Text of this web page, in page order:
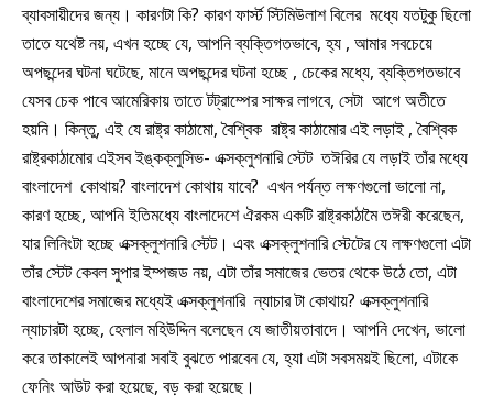
ব্যাবসায়ীদের জন্য। কারণটা কি? কারণ ফার্স্ট স্টিমিউলাশ বিলের মধ্যে যতটুকু ছিলো
তাতে যথেষ্ট নয়, এখন হচ্ছে যে, আপনি ব্যক্তিগতভাবে, হ্য , আমার সবচেয়ে
অপছন্দের ঘটনা ঘটেছে, মানে অপছন্দের ঘটনা হচ্ছে , চেকের মধ্যে, ব্যক্তিগতভাবে
যেসব চেক পাবে আমেরিকায় তাতে টট্রাম্পের সাক্ষর লাগবে, সেটা আগে অতীতে
হয়নি। কিন্তু, এই যে রাষ্ট্র কাঠামো, বৈশ্বিক রাষ্ট্র কাঠামোর এই লড়াই , বৈশ্বিক
রাষ্ট্রকাঠামোর এইসব ইঙ্কক্লুসিভ- এক্সক্লুশনারি স্টেট তঈরির যে লড়াই তাঁর মধ্যে
বাংলাদেশ কোথায়? বাংলাদেশ কোথায় যাবে? এখন পর্যন্ত লক্ষণগুলো ভালো না,
কারণ হচ্ছে, আপনি ইতিমধ্যে বাংলাদেশে ঐরকম একটি রাষ্ট্রকাঠামৈ তঈরী করেছেন,
যার লিনিংটা হচ্ছে এক্সক্লুশনারি স্টেট। এবং এক্সক্লুশনারি স্টেটের যে লক্ষণগুলো এটা
তাঁর স্টেট কেবল সুপার ইম্পজড নয়, এটা তাঁর সমাজের ভেতর থেকে উঠে তো, এটা
বাংলাদেশের সমাজের মধ্যেই এক্সক্লুশনারি ন্যাচার টা কোথায়? এক্সক্লুশনারি
ন্যাচারটা হচ্ছে, হেলাল মহিউদ্দিন বলেছেন যে জাতীয়তাবাদে। আপনি দেখেন, ভালো
করে তাকালেই আপনারা সবাই বুঝতে পারবেন যে, হ্যা এটা সবসময়ই ছিলো, এটাকে
ফেনিং আউট করা হয়েছে, বড় করা হয়েছে।